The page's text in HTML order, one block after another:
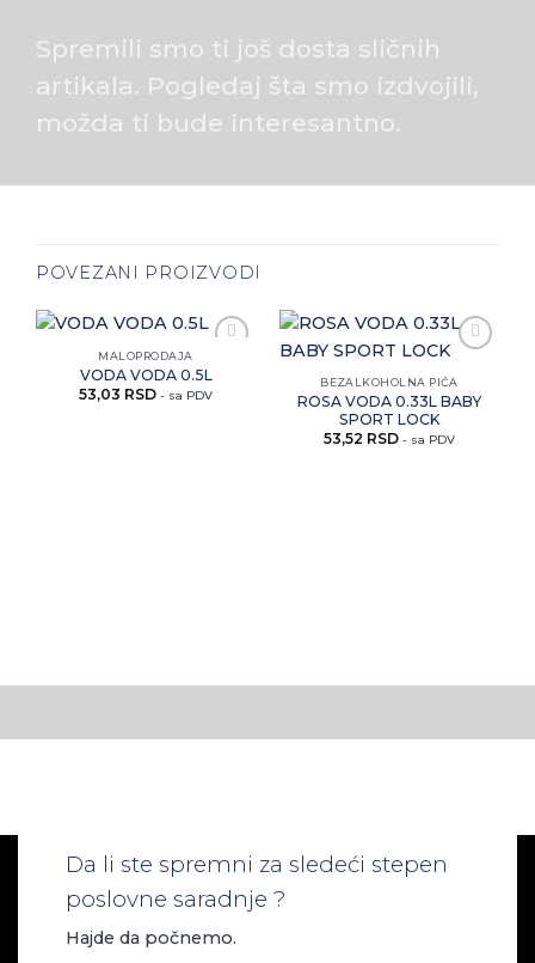
Spremili smo ti još dosta sličnih
artikala. Pogledaj šta smo izdvojili,
možda ti bude interesantno.
POVEZANI PROIZVODI
ovaj
artikal
MALOPRODAJA
VODA VODA 0.5L
53,03 RSD - sa PDV
ovaj
artikal
BEZALKOHOLNA PIĆA
ROSA VODA 0.33L BABY
SPORT LOCK
53,52 RSD - sa PDV
Da li ste spremni za sledeći stepen
poslovne saradnje ?
Hajde da počnemo.